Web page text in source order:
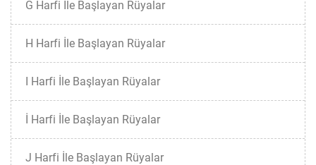
G Harfi İle Başlayan Rüyalar
H Harfi İle Başlayan Rüyalar
I Harfi İle Başlayan Rüyalar
İ Harfi İle Başlayan Rüyalar
J Harfi İle Başlayan Rüyalar